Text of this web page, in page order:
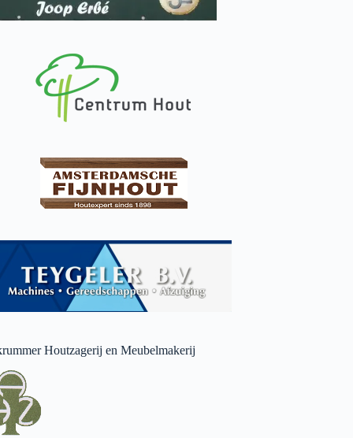
Houtzagerij en Meubelmakerij